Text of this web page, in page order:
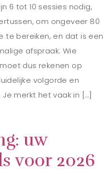
6 tot 10 sessies nodig,
om ongeveer 80
te bereiken, en dat is een
afspraak. Wie
dus rekenen op
volgorde en
merkt het vaak in […]
uw
voor 2026